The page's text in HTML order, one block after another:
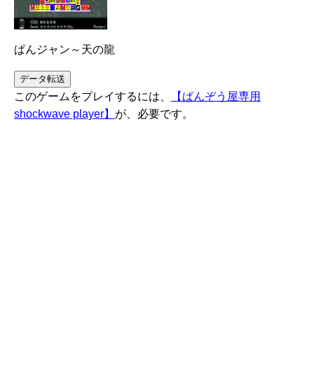
ぱんジャン～天の龍
このゲームをプレイするには、
【ぱんぞう屋専用
shockwave player】 が、必要です。